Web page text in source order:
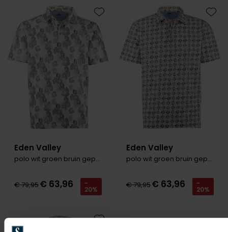
Eden Valley
polo wit groen bruin geprint Regular Fit
€ 79,95€ 63,96 -
20%
Toevoegen aan favorieten
Eden Valley
polo wit groen bruin geprint Regular Fit
€ 79,95€ 63,96 -
20%